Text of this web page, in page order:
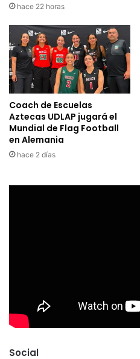
hace 22 horas
Coach de Escuelas
Aztecas UDLAP jugará el
Mundial de Flag Football
en Alemania
hace 2 días
Social